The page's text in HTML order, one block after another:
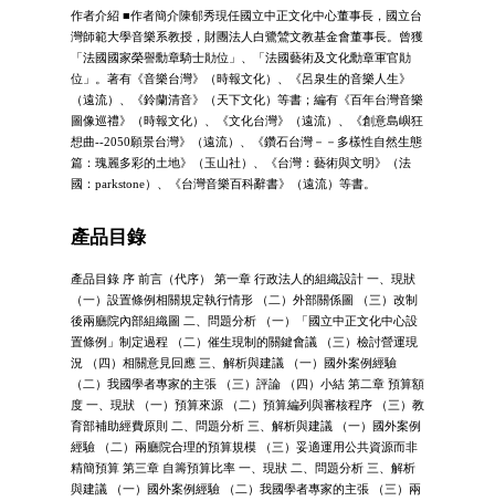
作者介紹 ■作者簡介陳郁秀現任國立中正文化中心董事長，國立台
灣師範大學音樂系教授，財團法人白鷺鷥文教基金會董事長。曾獲
「法國國家榮譽勳章騎士勛位」、「法國藝術及文化勳章軍官勛
位」。著有《音樂台灣》（時報文化）、《呂泉生的音樂人生》
（遠流）、《鈴蘭清音》（天下文化）等書；編有《百年台灣音樂
圖像巡禮》（時報文化）、《文化台灣》（遠流）、《創意島嶼狂
想曲--2050願景台灣》（遠流）、《鑽石台灣－－多樣性自然生態
篇：瑰麗多彩的土地》（玉山社）、《台灣：藝術與文明》（法
國：parkstone）、《台灣音樂百科辭書》（遠流）等書。
產品目錄
產品目錄 序 前言（代序） 第一章 行政法人的組織設計 一、現狀
（一）設置條例相關規定執行情形 （二）外部關係圖 （三）改制
後兩廳院內部組織圖 二、問題分析 （一）「國立中正文化中心設
置條例」制定過程 （二）催生現制的關鍵會議 （三）檢討營運現
況 （四）相關意見回應 三、解析與建議 （一）國外案例經驗
（二）我國學者專家的主張 （三）評論 （四）小結 第二章 預算額
度 一、現狀 （一）預算來源 （二）預算編列與審核程序 （三）教
育部補助經費原則 二、問題分析 三、解析與建議 （一）國外案例
經驗 （二）兩廳院合理的預算規模 （三）妥適運用公共資源而非
精簡預算 第三章 自籌預算比率 一、現狀 二、問題分析 三、解析
與建議 （一）國外案例經驗 （二）我國學者專家的主張 （三）兩